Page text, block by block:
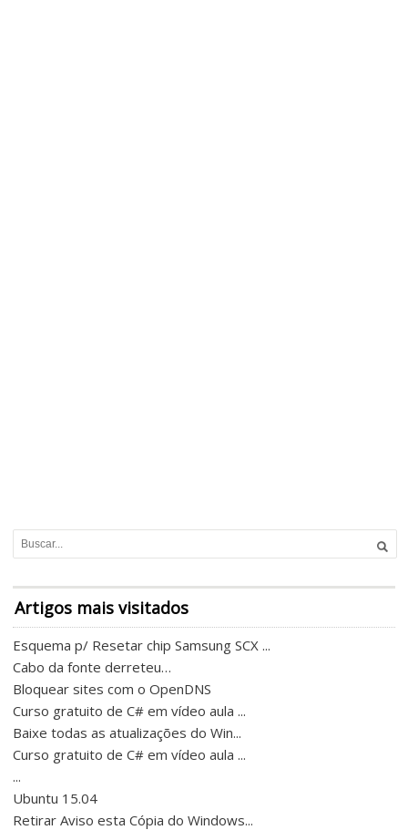
Artigos mais visitados
Esquema p/ Resetar chip Samsung SCX ...
Cabo da fonte derreteu…
Bloquear sites com o OpenDNS
Curso gratuito de C# em vídeo aula ...
Baixe todas as atualizações do Win...
Curso gratuito de C# em vídeo aula ...
...
Ubuntu 15.04
Retirar Aviso esta Cópia do Windows...